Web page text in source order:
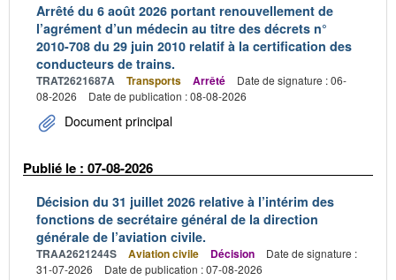
Arrêté du 6 août 2026 portant renouvellement de
l’agrément d’un médecin au titre des décrets n°
2010-708 du 29 juin 2010 relatif à la certification des
conducteurs de trains.
TRAT2621687A Transports Arrêté
Date de signature : 06-
08-2026
Date de publication : 08-08-2026
Document principal
Publié le : 07-08-2026
Décision du 31 juillet 2026 relative à l’intérim des
fonctions de secrétaire général de la direction
générale de l’aviation civile.
TRAA2621244S Aviation civile Décision
Date de signature :
31-07-2026
Date de publication : 07-08-2026